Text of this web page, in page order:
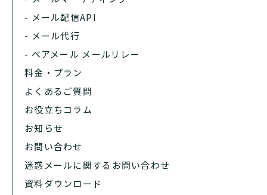
- メール配信API
- メール代行
- ベアメール メールリレー
料金・プラン
よくあるご質問
お役立ちコラム
お知らせ
お問い合わせ
迷惑メールに関するお問い合わせ
資料ダウンロード